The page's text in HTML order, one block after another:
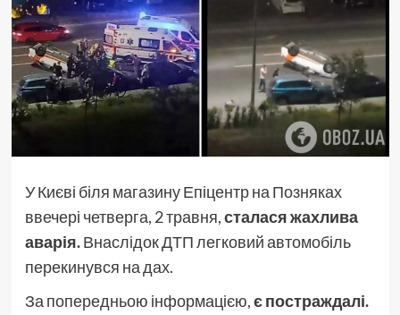
У Києві біля магазину Епіцентр на Позняках
ввечері четверга, 2 травня,сталася жахлива
аварія.Внаслідок ДТП легковий автомобіль
перекинувся на дах.
За попередньою інформацією,є постраждалі.